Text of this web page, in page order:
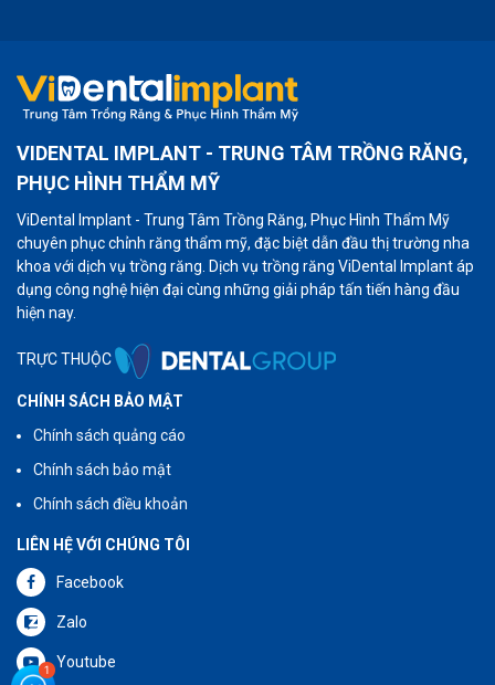
VIDENTAL IMPLANT - TRUNG TÂM TRỒNG RĂNG,
PHỤC HÌNH THẨM MỸ
ViDental Implant - Trung Tâm Trồng Răng, Phục Hình Thẩm Mỹ
chuyên phục chỉnh răng thẩm mỹ, đặc biệt dẫn đầu thị trường nha
khoa với dịch vụ trồng răng. Dịch vụ trồng răng ViDental Implant áp
dụng công nghệ hiện đại cùng những giải pháp tấn tiến hàng đầu
hiện nay.
TRỰC THUỘC
CHÍNH SÁCH BẢO MẬT
Chính sách quảng cáo
Chính sách bảo mật
Chính sách điều khoản
LIÊN HỆ VỚI CHÚNG TÔI
Facebook
Zalo
Youtube